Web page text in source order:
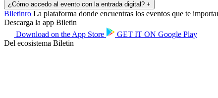
¿Cómo accedo al evento con la entrada digital? +
Biletinro La plataforma donde encuentras los eventos que te
Descarga la app Biletin
Download on the App Store GET IT ON Google Play
Del ecosistema Biletin